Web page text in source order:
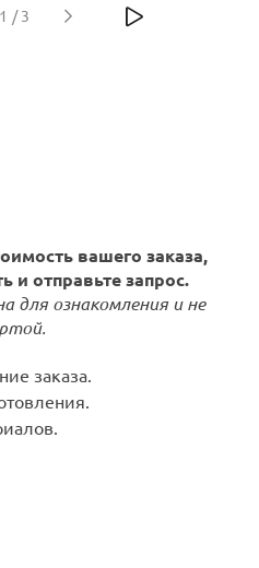
1 / 3
вашего заказа,
и отправьте запрос.
для ознакомления и не
заказа.